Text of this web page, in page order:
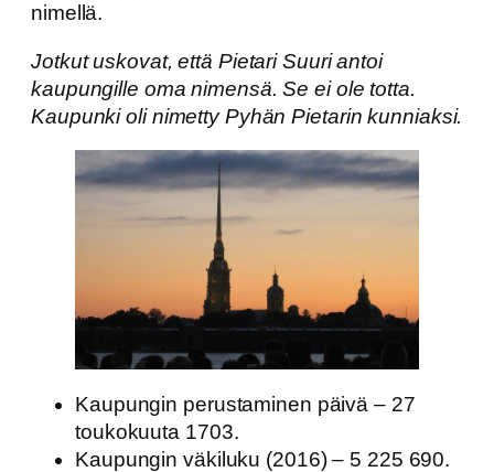
nimellä.
Jotkut uskovat, että Pietari Suuri antoi
kaupungille oma nimensä. Se ei ole totta.
Kaupunki oli nimetty Pyhän Pietarin kunniaksi.
Kaupungin perustaminen päivä – 27
toukokuuta 1703.
Kaupungin väkiluku (2016) – 5 225 690.